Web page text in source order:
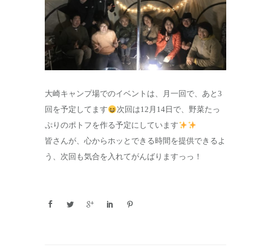
大崎キャンプ場でのイベントは、月一回で、あと3
回を予定してます
次回は12月14日で、野菜たっ
ぷりのポトフを作る予定にしています
皆さんが、心からホッとできる時間を提供できるよ
う、次回も気合を入れてがんばりますっっ！